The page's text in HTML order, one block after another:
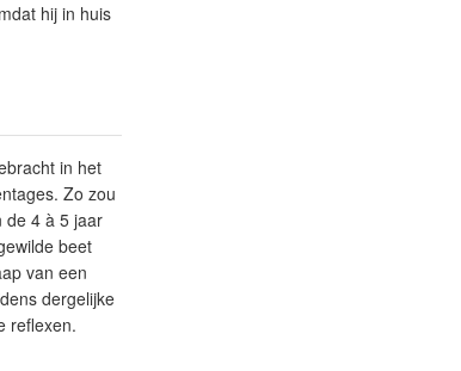
hij in huis
in het
Zo zou
de 4 à 5 jaar
beet
van een
dergelijke
reflexen.